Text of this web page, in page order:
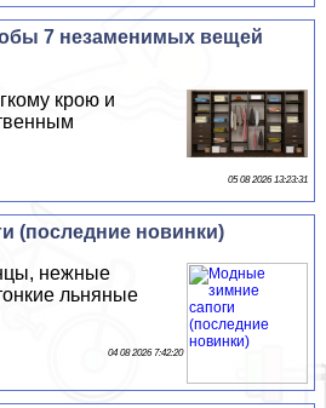
7 незаменимых вещей
крою и
05 08 2026 13:23:31
(последние новинки)
нежные
льняные
04 08 2026 7:42:20